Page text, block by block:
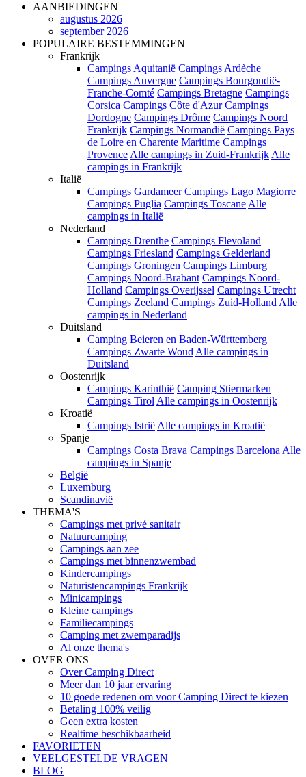
AANBIEDINGEN
augustus 2026
september 2026
POPULAIRE BESTEMMINGEN
Frankrijk
Campings Aquitanië Campings Ardèche
Campings Auvergne Campings Bourgondië-
Franche-Comté Campings Bretagne Campings
Corsica Campings Côte d'Azur Campings
Dordogne Campings Drôme Campings Noord
Frankrijk Campings Normandië Campings Pays
de Loire en Charente Maritime Campings
Provence Alle campings in Zuid-Frankrijk Alle
campings in Frankrijk
Italië
Campings Gardameer Campings Lago Magiorre
Campings Puglia Campings Toscane Alle
campings in Italië
Nederland
Campings Drenthe Campings Flevoland
Campings Friesland Campings Gelderland
Campings Groningen Campings Limburg
Campings Noord-Brabant Campings Noord-
Holland Campings Overijssel Campings Utrecht
Campings Zeeland Campings Zuid-Holland Alle
campings in Nederland
Duitsland
Camping Beieren en Baden-Württemberg
Campings Zwarte Woud Alle campings in
Duitsland
Oostenrijk
Campings Karinthië Camping Stiermarken
Campings Tirol Alle campings in Oostenrijk
Kroatië
Campings Istrië Alle campings in Kroatië
Spanje
Campings Costa Brava Campings Barcelona Alle
campings in Spanje
België
Luxemburg
Scandinavië
THEMA'S
Campings met privé sanitair
Natuurcamping
Campings aan zee
Campings met binnenzwembad
Kindercampings
Naturistencampings Frankrijk
Minicampings
Kleine campings
Familiecampings
Camping met zwemparadijs
Al onze thema's
OVER ONS
Over Camping Direct
Meer dan 10 jaar ervaring
10 goede redenen om voor Camping Direct te kiezen
Betaling 100% veilig
Geen extra kosten
Realtime beschikbaarheid
FAVORIETEN
VEELGESTELDE VRAGEN
BLOG